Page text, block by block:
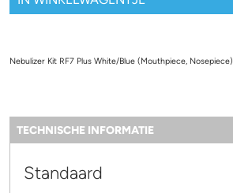
Nebulizer Kit RF7 Plus White/Blue (Mouthpiece, Nosepiece)
Information
TECHNISCHE INFORMATIE
Standaard